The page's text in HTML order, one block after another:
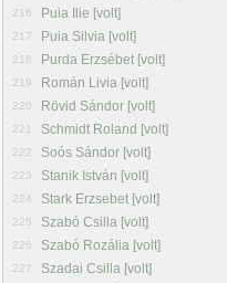
216 Puia Ilie [volt]
217 Puia Silvia [volt]
218 Purda Erzsébet [volt]
219 Román Livia [volt]
220 Rövid Sándor [volt]
221 Schmidt Roland [volt]
222 Soós Sándor [volt]
223 Stanik István [volt]
224 Stark Erzsebet [volt]
225 Szabó Csilla [volt]
226 Szabó Rozália [volt]
227 Szadai Csilla [volt]